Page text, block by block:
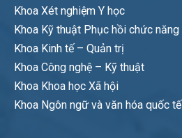
Khoa Xét nghiệm Y học
Khoa Kỹ thuật Phục hồi chức năng
Khoa Kinh tế – Quản trị
Khoa Công nghệ – Kỹ thuật
Khoa Khoa học Xã hội
Khoa Ngôn ngữ và văn hóa quốc tế